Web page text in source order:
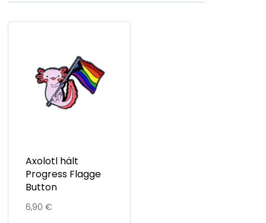
Axolotl hält
Progress Flagge
Button
6,90 €